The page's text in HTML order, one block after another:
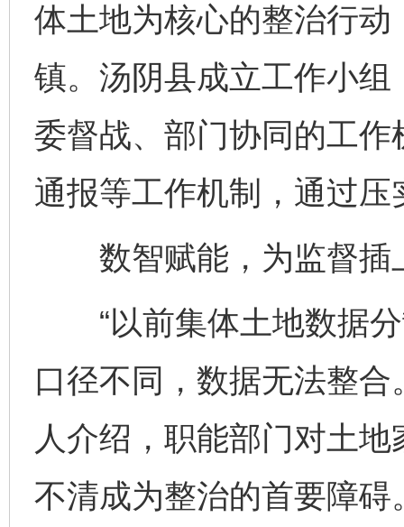
体土地为核心的整治行
镇。汤阴县成立工作小
委督战、部门协同的工
通报等工作机制，通过
数智赋能，为监督插
“以前集体土地数据分
口径不同，数据无法整
人介绍，职能部门对土
不清成为整治的首要障碍